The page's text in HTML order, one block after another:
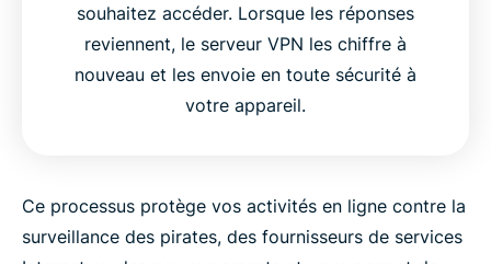
souhaitez accéder. Lorsque les réponses
reviennent, le serveur VPN les chiffre à
nouveau et les envoie en toute sécurité à
votre appareil.
Ce processus protège vos activités en ligne contre la
surveillance des pirates, des fournisseurs de services